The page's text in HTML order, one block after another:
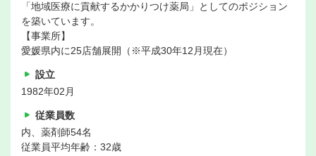
「地域医療に貢献するかかりつけ薬局」としてのポジション
を築いています。
【事業所】
愛媛県内に25店舗展開（※平成30年12月現在）
設立
1982年02月
従業員数
内、薬剤師54名
従業員平均年齢：32歳